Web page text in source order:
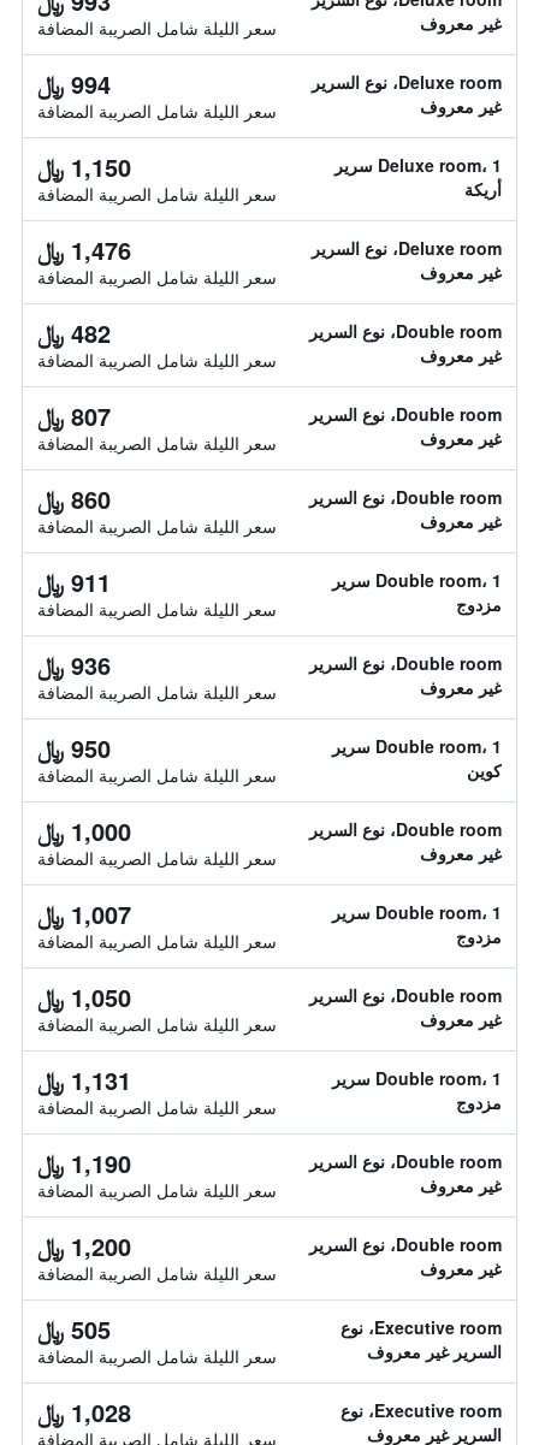
غير معروف
سعر الليلة شامل الصريبة المضافة
Deluxe room، نوع السرير
غير معروف
994 ﷼
سعر الليلة شامل الصريبة المضافة
Deluxe room، 1 سرير
أريكة
1,150 ﷼
سعر الليلة شامل الصريبة المضافة
Deluxe room، نوع السرير
غير معروف
1,476 ﷼
سعر الليلة شامل الصريبة المضافة
Double room، نوع السرير
غير معروف
482 ﷼
سعر الليلة شامل الصريبة المضافة
Double room، نوع السرير
غير معروف
807 ﷼
سعر الليلة شامل الصريبة المضافة
Double room، نوع السرير
غير معروف
860 ﷼
سعر الليلة شامل الصريبة المضافة
Double room، 1 سرير
مزدوج
911 ﷼
سعر الليلة شامل الصريبة المضافة
Double room، نوع السرير
غير معروف
936 ﷼
سعر الليلة شامل الصريبة المضافة
Double room، 1 سرير
كوين
950 ﷼
سعر الليلة شامل الصريبة المضافة
Double room، نوع السرير
غير معروف
1,000 ﷼
سعر الليلة شامل الصريبة المضافة
Double room، 1 سرير
مزدوج
1,007 ﷼
سعر الليلة شامل الصريبة المضافة
Double room، نوع السرير
غير معروف
1,050 ﷼
سعر الليلة شامل الصريبة المضافة
Double room، 1 سرير
مزدوج
1,131 ﷼
سعر الليلة شامل الصريبة المضافة
Double room، نوع السرير
غير معروف
1,190 ﷼
سعر الليلة شامل الصريبة المضافة
Double room، نوع السرير
غير معروف
1,200 ﷼
سعر الليلة شامل الصريبة المضافة
Executive room، نوع
السرير غير معروف
505 ﷼
سعر الليلة شامل الصريبة المضافة
Executive room، نوع
السرير غير معروف
1,028 ﷼
سعر الليلة شامل الصريبة المضافة